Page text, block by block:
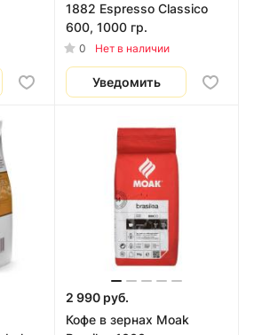
1882 Espresso Classico
600, 1000 гр.
0 Нет в наличии
Уведомить
2 990 руб.
Кофе в зернах Moak